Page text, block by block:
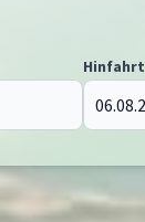
Hinfahrt